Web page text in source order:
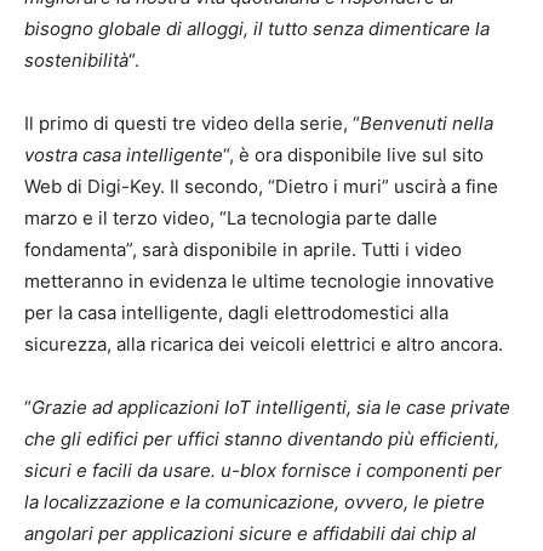
bisogno globale di alloggi, il tutto senza dimenticare la
sostenibilità“.
Il primo di questi tre video della serie, “Benvenuti nella
vostra casa intelligente“, è ora disponibile live sul sito
Web di Digi-Key. Il secondo, “Dietro i muri” uscirà a fine
marzo e il terzo video, “La tecnologia parte dalle
fondamenta”, sarà disponibile in aprile. Tutti i video
metteranno in evidenza le ultime tecnologie innovative
per la casa intelligente, dagli elettrodomestici alla
sicurezza, alla ricarica dei veicoli elettrici e altro ancora.
“Grazie ad applicazioni IoT intelligenti, sia le case private
che gli edifici per uffici stanno diventando più efficienti,
sicuri e facili da usare. u-blox fornisce i componenti per
la localizzazione e la comunicazione, ovvero, le pietre
angolari per applicazioni sicure e affidabili dai chip al